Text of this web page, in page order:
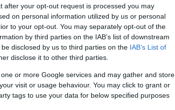
after your opt-out request is processed you may
on personal information utilized by us or personal
to your opt-out. You may separately opt-out of the
by third parties on the IAB’s list of downstream
disclosed by us to third parties on the IAB’s List of
disclose it to other third parties.
or more Google services and may gather and store
visit or usage behaviour. You may click to grant or
tags to use your data for below specified purposes
19098509
minősülnek, értük aszolgáltatás
Kifogás esetén forduljon a blog
adatvédelmi tájékoztatóban